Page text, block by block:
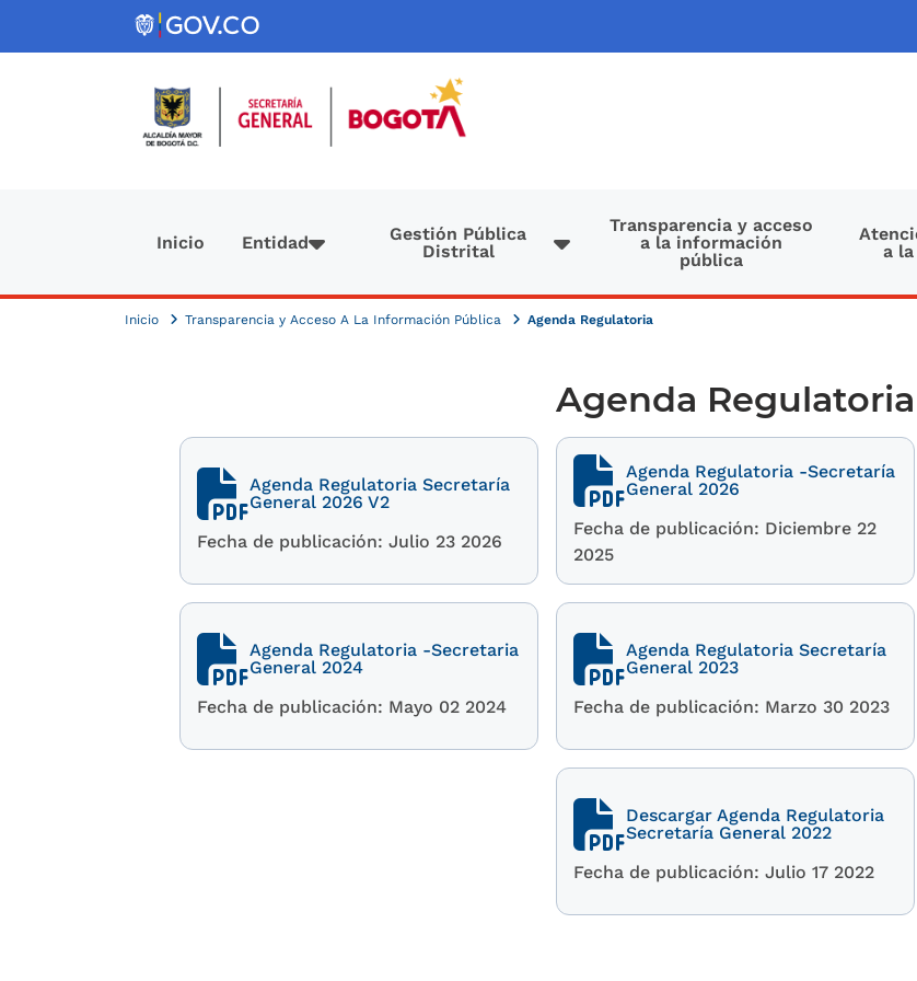
Pasar al contenido principal
Inicio Entidad
Gestión Pública
Distrital
Transparencia y acceso
a la información
pública
a
Inicio Transparencia y Acceso A La Información Pública Agenda Regulatoria
Agenda Regulatoria
Agenda Regulatoria Secretaría
General 2026 V2
Fecha de publicación: Julio 23 2026
Agenda Regulatoria -Secretaría
General 2026
Fecha de publicación: Diciembre 22
2025
Agenda Regulatoria -Secretaria
General 2024
Fecha de publicación: Mayo 02 2024
Agenda Regulatoria Secretaría
General 2023
Fecha de publicación: Marzo 30 2023
Descargar Agenda Regulatoria
Secretaría General 2022
Fecha de publicación: Julio 17 2022